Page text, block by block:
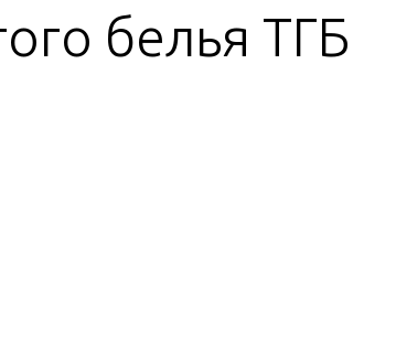
белья ТГБ